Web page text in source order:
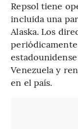
Repsol tiene
incluida una
Alaska. Los
Venezuela y
en el país.